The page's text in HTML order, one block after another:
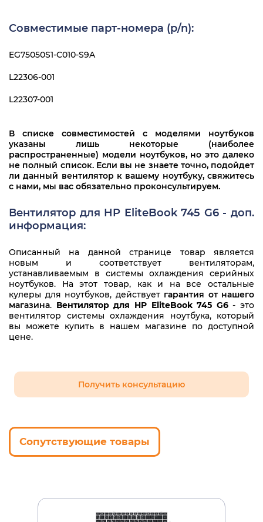
Совместимые парт-номера (p/n):
EG75050S1-C010-S9A
L22306-001
L22307-001
В списке совместимостей с моделями ноутбуков
указаны лишь некоторые (наиболее
распространенные) модели ноутбуков, но это далеко
не полный список. Если вы не знаете точно, подойдет
ли данный вентилятор к вашему ноутбуку, свяжитесь
с нами, мы вас обязательно проконсультируем.
Вентилятор для HP EliteBook 745 G6 - доп.
информация:
Описанный на данной странице товар является
новым и соответствует вентиляторам,
устанавливаемым в системы охлаждения серийных
ноутбуков. На этот товар, как и на все остальные
кулеры для ноутбуков, действует гарантия от нашего
магазина. Вентилятор для HP EliteBook 745 G6- это
вентилятор системы охлаждения ноутбука, который
вы можете купить в нашем магазине по доступной
цене.
Получить консультацию
Сопутствующие товары